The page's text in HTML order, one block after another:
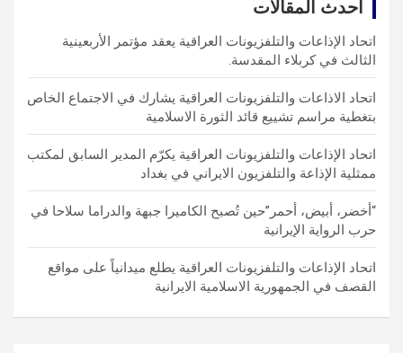
أحدث المقالات
اتحاد الإذاعات والتلفزيونات العراقية يعقد مؤتمر الأربعينية
الثالث في كربلاء المقدسة.
اتحاد الاذاعات والتلفزيونات العراقية يشارك في الاجتماع الخاص
بتغطية مراسم تشييع قائد الثورة الاسلامية
اتحاد الإذاعات والتلفزيونات العراقية يكرّم المدير السابق لمكتب
ممثلية الإذاعة والتلفزيون الايراني في بغداد
“أخضر، أبيض، أحمر”حين تُصبح الكاميرا جبهة والدراما سلاحا في
حرب الرواية الإيرانية
اتحاد الإذاعات والتلفزيونات العراقية يطلع ميدانياً على مواقع
القصف في الجمهورية الاسلامية الايرانية